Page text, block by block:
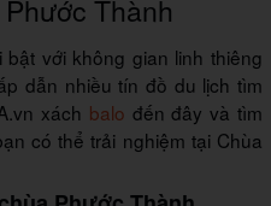
Thành
với không gian linh thiêng
dẫn nhiều tín đồ du lịch tìm
xách balo đến đây và tìm
có thể trải nghiệm tại Chùa